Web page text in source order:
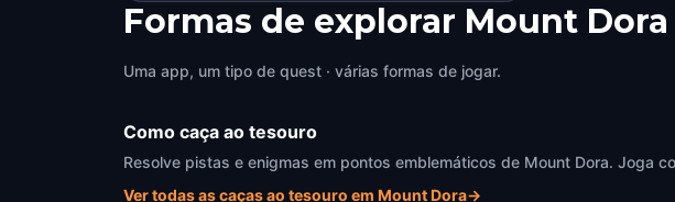
Formas de explorar Mount
Uma app, um tipo de quest · várias formas de jogar.
Como caça ao tesouro
Resolve pistas e enigmas em pontos emblemáticos de Mount Dora. Joga
Ver todas as caças ao tesouro em Mount Dora→